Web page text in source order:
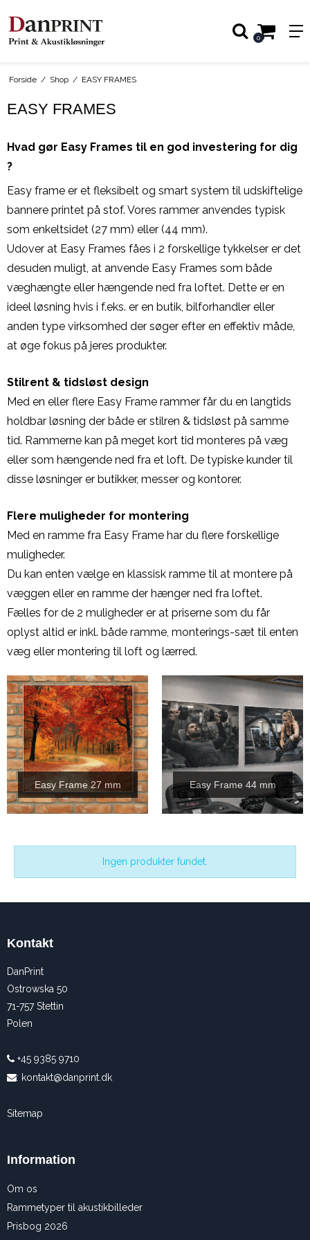
0
Forside / Shop / EASY FRAMES
EASY FRAMES
Hvad gør Easy Frames til en god investering for dig
?
Easy frame er et fleksibelt og smart system til udskiftelige
bannere printet på stof. Vores rammer anvendes typisk
som enkeltsidet (27 mm) eller (44 mm).
Udover at Easy Frames fåes i 2 forskellige tykkelser er det
desuden muligt, at anvende Easy Frames som både
væghængte eller hængende ned fra loftet. Dette er en
ideel løsning hvis i f.eks. er en butik, bilforhandler eller
anden type virksomhed der søger efter en effektiv måde,
at øge fokus på jeres produkter.
Stilrent & tidsløst design
Med en eller flere Easy Frame rammer får du en langtids
holdbar løsning der både er stilren & tidsløst på samme
tid. Rammerne kan på meget kort tid monteres på væg
eller som hængende ned fra et loft. De typiske kunder til
disse løsninger er butikker, messer og kontorer.
Flere muligheder for montering
Med en ramme fra Easy Frame har du flere forskellige
muligheder.
Du kan enten vælge en klassisk ramme til at montere på
væggen eller en ramme der hænger ned fra loftet.
Fælles for de 2 muligheder er at priserne som du får
oplyst altid er inkl. både ramme, monterings-sæt til enten
væg eller montering til loft og lærred.
Easy Frame 27 mm Easy Frame 44 mm
Ingen produkter fundet.
Kontakt
DanPrint
Ostrowska 50
71-757 Stettin
Polen
+45 9385 9710
: kontakt@danprint.dk
Sitemap
Information
Om os
Rammetyper til akustikbilleder
Prisbog 2026